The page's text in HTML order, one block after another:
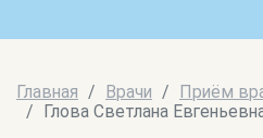
Главная Врачи
Приём
Глова Светлана